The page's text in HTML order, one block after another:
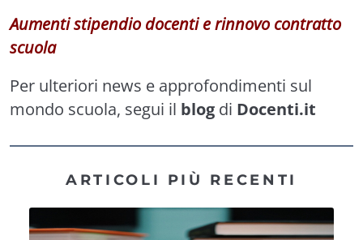
Aumenti stipendio docenti e rinnovo contratto
scuola
Per ulteriori news e approfondimenti sul
mondo scuola, segui il blog di Docenti.it
ARTICOLI PIÙ RECENTI